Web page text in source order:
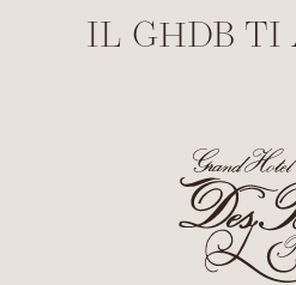
IL GHDB TI